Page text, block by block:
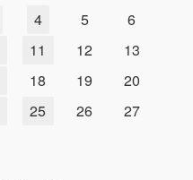
4 5
6
11 12
13
18 19
20
25 26
27